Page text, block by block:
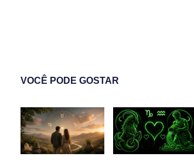
VOCÊ PODE GOSTAR